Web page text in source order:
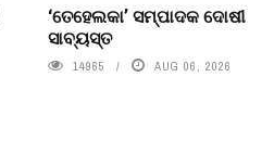
‘ତେହେଲକା’ ସମ୍ପାଦକ ଦୋଷୀ
ସାବ୍ୟସ୍ତ
14965 AUG 06, 2026